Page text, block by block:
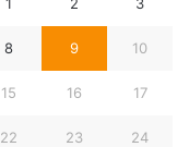
8 9 10
15 16 17
22 23 24